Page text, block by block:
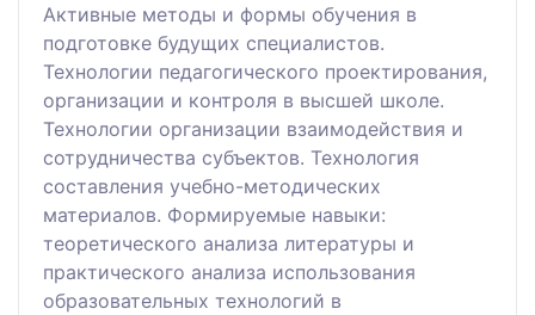
Активные методы и формы обучения в
подготовке будущих специалистов.
Технологии педагогического проектирования,
организации и контроля в высшей школе.
Технологии организации взаимодействия и
сотрудничества субъектов. Технология
составления учебно-методических
материалов. Формируемые навыки:
теоретического анализа литературы и
практического анализа использования
образовательных технологий в